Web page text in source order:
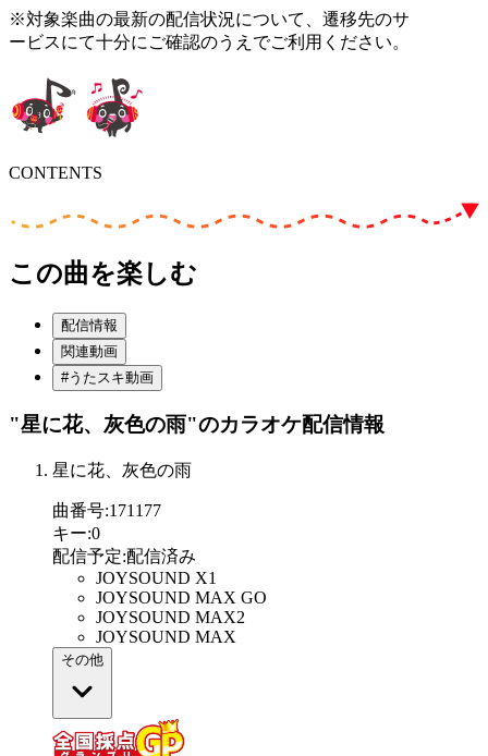
※対象楽曲の最新の配信状況について、遷移先のサ
ービスにて十分にご確認のうえでご利用ください。
CONTENTS
この曲を楽しむ
配信情報
関連動画
#うたスキ動画
"星に花、灰色の雨"のカラオケ配信情報
星に花、灰色の雨
曲番号:171177
キー:0
配信予定:配信済み
JOYSOUND X1
JOYSOUND MAX GO
JOYSOUND MAX2
JOYSOUND MAX
その他